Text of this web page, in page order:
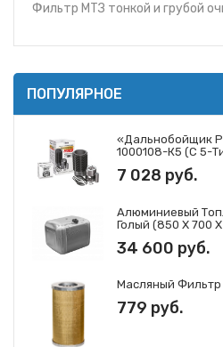
Фильтр МТЗ тонкой и грубой
ПОПУЛЯРНОЕ
«Дальнобойщик
1000108-К5 (с 5-
7 028 руб.
Алюминиевый
Голый (850 Х 700
34 600 руб.
Масляный Фильтр
779 руб.